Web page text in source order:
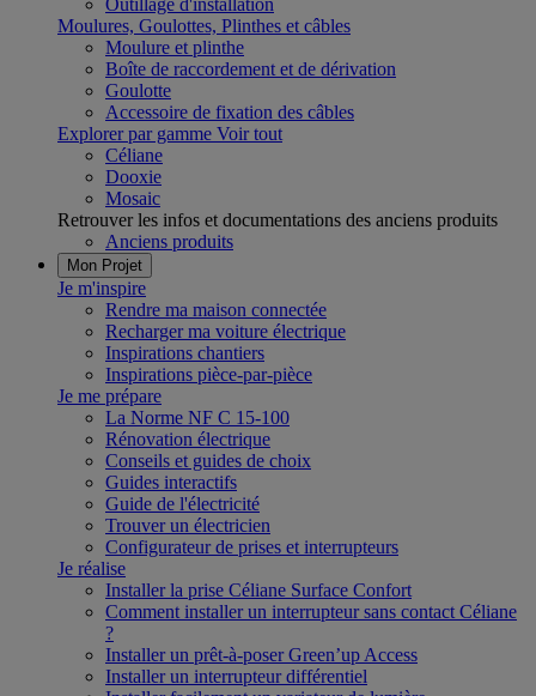
Outillage d'installation
Moulures, Goulottes, Plinthes et câbles
Moulure et plinthe
Boîte de raccordement et de dérivation
Goulotte
Accessoire de fixation des câbles
Explorer par gamme Voir tout
Céliane
Dooxie
Mosaic
Retrouver les infos et documentations des anciens produits
Anciens produits
Mon Projet
Je m'inspire
Rendre ma maison connectée
Recharger ma voiture électrique
Inspirations chantiers
Inspirations pièce-par-pièce
Je me prépare
La Norme NF C 15-100
Rénovation électrique
Conseils et guides de choix
Guides interactifs
Guide de l'électricité
Trouver un électricien
Configurateur de prises et interrupteurs
Je réalise
Installer la prise Céliane Surface Confort
Comment installer un interrupteur sans contact Céliane
?
Installer un prêt-à-poser Green’up Access
Installer un interrupteur différentiel